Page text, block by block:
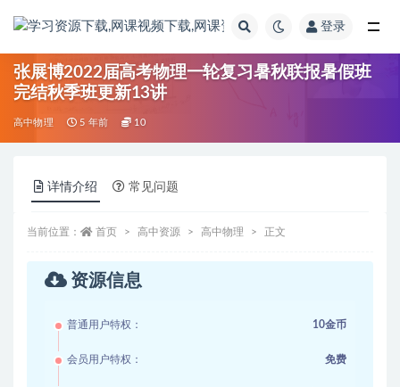
登录
张展博2022届高考物理一轮复习暑秋联报暑假班
完结秋季班更新13讲
高中物理 5 年前 10
详情介绍 常见问题
当前位置： 首页 高中资源 高中物理 正文
资源信息
普通用户特权： 10金币
会员用户特权： 免费